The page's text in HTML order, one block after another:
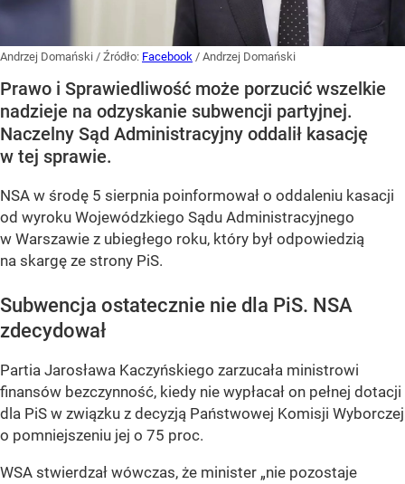
Andrzej Domański / Źródło: Facebook / Andrzej Domański
Prawo i Sprawiedliwość może porzucić wszelkie
nadzieje na odzyskanie subwencji partyjnej.
Naczelny Sąd Administracyjny oddalił kasację
w tej sprawie.
NSA w środę 5 sierpnia poinformował o oddaleniu kasacji
od wyroku Wojewódzkiego Sądu Administracyjnego
w Warszawie z ubiegłego roku, który był odpowiedzią
na skargę ze strony PiS.
Subwencja ostatecznie nie dla PiS. NSA
zdecydował
Partia Jarosława Kaczyńskiego zarzucała ministrowi
finansów bezczynność, kiedy nie wypłacał on pełnej dotacji
dla PiS w związku z decyzją Państwowej Komisji Wyborczej
o pomniejszeniu jej o 75 proc.
WSA stwierdzał wówczas, że minister „nie pozostaje